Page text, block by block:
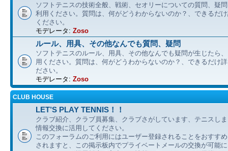
ソフトテニスの技術全般、戦術、セオリーについての質問、疑
利用ください。質問は、何がどうわからないのか？、できるだ
ください。
モデレータ: Zoso
ルール、用具、その他なんでも質問、疑問
ソフトテニスのルール、用具、その他なんでも疑問が生じたら
用ください。質問は、何がどうわからないのか？、できるだけ
ださい。
モデレータ: Zoso
CLUB HOUSE
LET’S PLAY TENNIS！！
クラブ紹介、クラブ員募集、クラブさがしています、テニスし
情報交換に活用してください。
このフォーラムのご利用にはユーザー登録されることをおすす
されますと、この掲示板内でプライベートメールの交換が可能